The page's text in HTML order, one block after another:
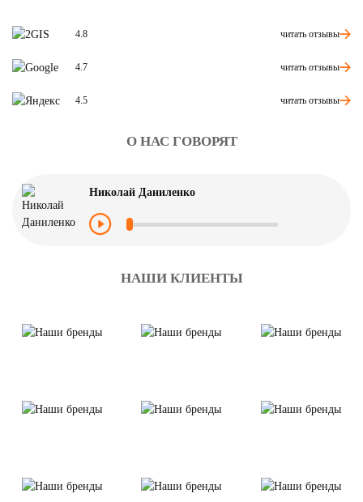
4.8 читать отзывы
4.7 читать отзывы
4.5 читать отзывы
О НАС ГОВОРЯТ
Николай Даниленко
НАШИ КЛИЕНТЫ